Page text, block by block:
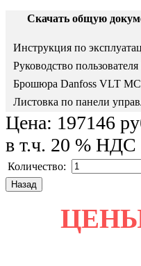
Скачать общую
Инструкция по
Руководство
Брошюра Danfoss VLT
Листовка по панели
Цена: 197146
в т.ч. 20 % НДС
Количество:
ЦЕНЫ